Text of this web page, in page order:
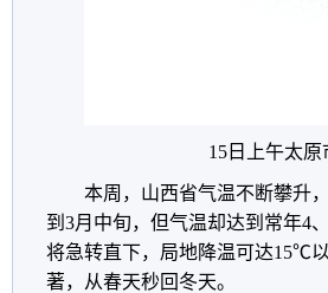
15日上午太
本周，山西省气温不断攀升
到3月中旬，但气温却达到常年4
将急转直下，局地降温可达15℃
著，从春天秒回冬天。